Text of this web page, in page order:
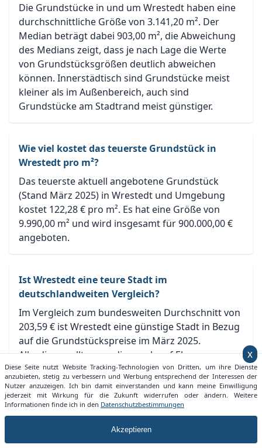
Die Grundstücke in und um Wrestedt haben eine
durchschnittliche Größe von 3.141,20 m². Der
Median beträgt dabei 903,00 m², die Abweichung
des Medians zeigt, dass je nach Lage die Werte
von Grundstücksgrößen deutlich abweichen
können. Innerstädtisch sind Grundstücke meist
kleiner als im Außenbereich, auch sind
Grundstücke am Stadtrand meist günstiger.
Wie viel kostet das teuerste Grundstück in
Wrestedt pro m²?
Das teuerste aktuell angebotene Grundstück
(Stand März 2025) in Wrestedt und Umgebung
kostet 122,28 € pro m². Es hat eine Größe von
9.990,00 m² und wird insgesamt für 900.000,00 €
angeboten.
Ist Wrestedt eine teure Stadt im
deutschlandweiten Vergleich?
Im Vergleich zum bundesweiten Durchschnitt von
203,59 € ist Wrestedt eine günstige Stadt in Bezug
auf die Grundstückspreise im März 2025.
Allerdings sollte man dies auch auf Ebene von
Niedersachsen betrachten. Hier ist Wrestedt
günstiger als der durchschnittliche
Grundstückspreis von Niedersachsen mit 124,35 €.
x
Diese Seite nutzt Website Tracking-Technologien von Dritten, um ihre Dienste
anzubieten, stetig zu verbessern und Werbung entsprechend der Interessen der
Nutzer anzuzeigen. Ich bin damit einverstanden und kann meine Einwilligung
jederzeit mit Wirkung für die Zukunft widerrufen oder ändern. Weitere
Informationen finde ich in den Datenschutzbestimmungen
Akzeptieren